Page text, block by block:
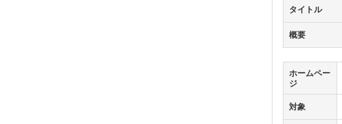
タイトル
概要
ホームペー
ジ
対象